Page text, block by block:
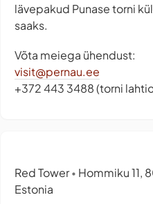
lävepakud Punase torni
saaks.
Võta meiega ühendust:
visit@pernau.ee
+372 443 3488 (torni
Red Tower• Hommiku 11,
Estonia